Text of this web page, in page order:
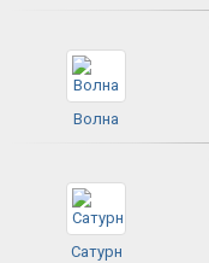
Волна
Сатурн